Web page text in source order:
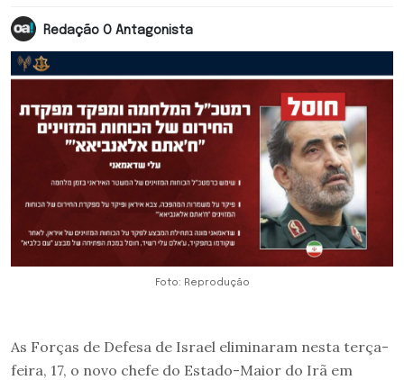
Redação O Antagonista
Foto: Reprodução
As Forças de Defesa de Israel eliminaram nesta terça-
feira, 17, o novo chefe do Estado-Maior do Irã em